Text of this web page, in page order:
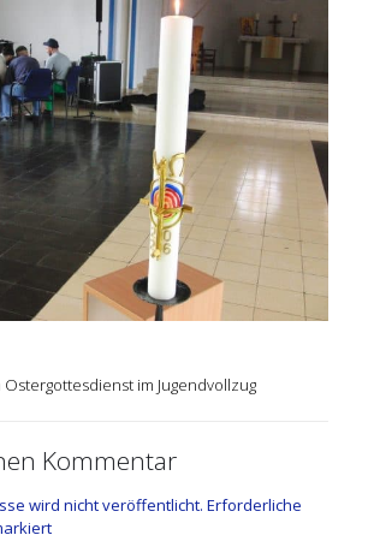
Ostergottesdienst im Jugendvollzug
Kommentar
wird nicht veröffentlicht. Erforderliche